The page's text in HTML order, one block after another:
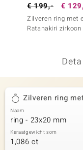
€ 199,- €
Zilveren ring met
Ratanakiri zirkoon
Zilveren ring
Naam
ring - 23x20 mm
Karaatgewicht som
1,086 ct